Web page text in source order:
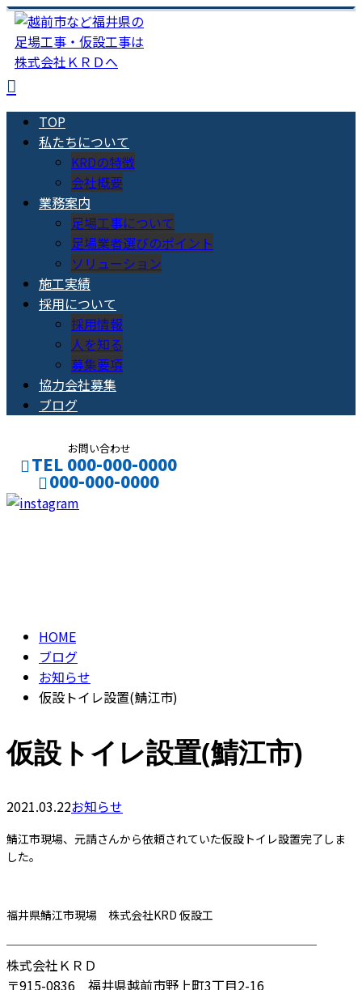
TOP
私たちについて
KRDの特徴
会社概要
業務案内
足場工事について
足場業者選びのポイント
ソリューション
施工実績
採用について
採用情報
人を知る
募集要項
協力会社募集
ブログ
お問い合わせ
TEL 000-000-0000
000-000-0000
HOME
ブログ
お知らせ
仮設トイレ設置(鯖江市)
仮設トイレ設置(鯖江市)
2021.03.22お知らせ
鯖江市現場、元請さんから依頼されていた仮設トイレ設置完了しま
した。
福井県鯖江市現場 株式会社KRD 仮設工
────────────────────────
株式会社ＫＲＤ
〒915-0836 福井県越前市野上町3丁目2-16